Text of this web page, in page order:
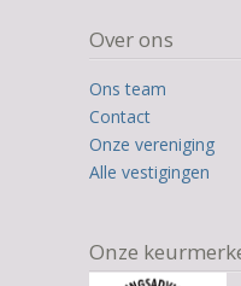
on
Over ons
Ons team
Contact
Onze vereniging
Alle vestigingen
Onze